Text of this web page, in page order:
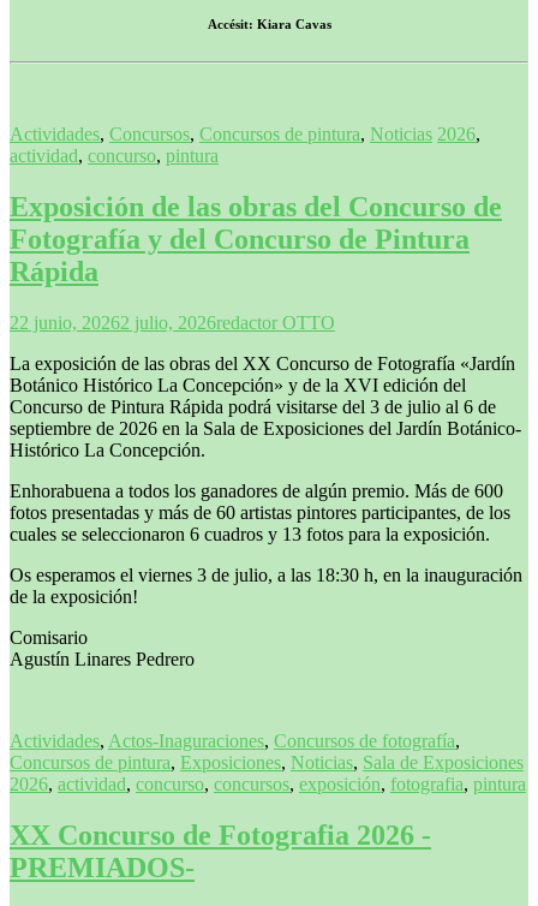
Accésit: Kiara Cavas
Actividades, Concursos, Concursos de pintura, Noticias 2026,
actividad, concurso, pintura
Exposición de las obras del Concurso de
Fotografía y del Concurso de Pintura
Rápida
22 junio, 20262 julio, 2026redactor OTTO
La exposición de las obras del XX Concurso de Fotografía «Jardín
Botánico Histórico La Concepción» y de la XVI edición del
Concurso de Pintura Rápida podrá visitarse del 3 de julio al 6 de
septiembre de 2026 en la Sala de Exposiciones del Jardín Botánico-
Histórico La Concepción.
Enhorabuena a todos los ganadores de algún premio. Más de 600
fotos presentadas y más de 60 artistas pintores participantes, de los
cuales se seleccionaron 6 cuadros y 13 fotos para la exposición.
Os esperamos el viernes 3 de julio, a las 18:30 h, en la inauguración
de la exposición!
Comisario
Agustín Linares Pedrero
Actividades, Actos-Inaguraciones, Concursos de fotografía,
Concursos de pintura, Exposiciones, Noticias, Sala de Exposiciones
2026, actividad, concurso, concursos, exposición, fotografia, pintura
XX Concurso de Fotografia 2026 -
PREMIADOS-